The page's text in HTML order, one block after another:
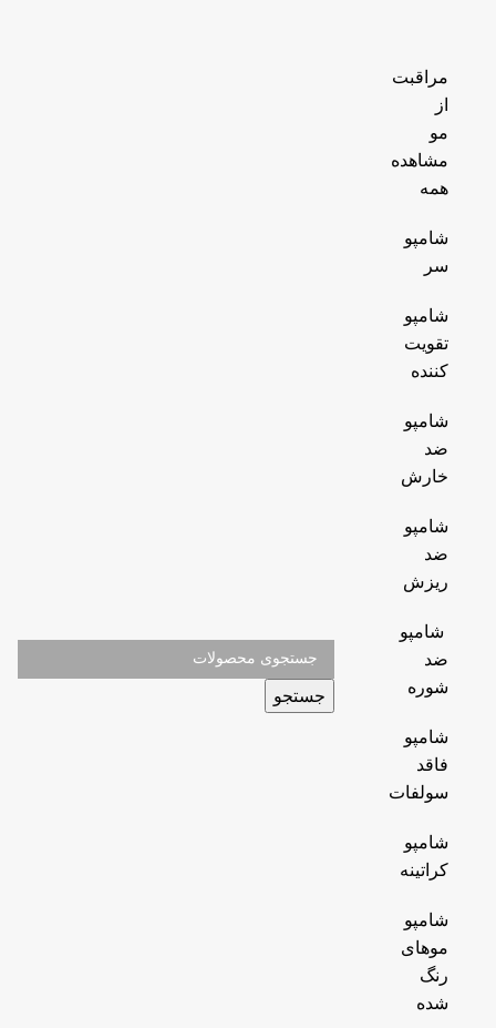
مراقبت
از
مو
مشاهده
همه
شامپو
سر
شامپو
تقویت
کننده
شامپو
ضد
خارش
شامپو
ضد
ریزش
شامپو
ضد
شوره
شامپو
فاقد
سولفات
شامپو
کراتینه
شامپو
موهای
رنگ
شده
جستجو